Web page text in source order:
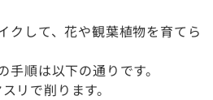
クして、花や観葉植物を育てら
順は以下の通りです。
リで削ります。